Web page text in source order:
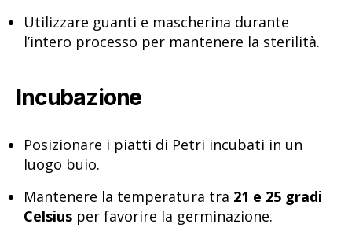
Utilizzare guanti e mascherina durante
l’intero processo per mantenere la sterilità.
Incubazione
Posizionare i piatti di Petri incubati in un
luogo buio.
Mantenere la temperatura tra 21 e 25 gradi
Celsius per favorire la germinazione.